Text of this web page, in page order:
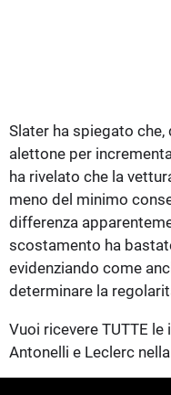
Slater ha spiegato che,
alettone per
ha rivelato che la
meno del minimo
differenza
scostamento ha
evidenziando come
determinare la
Vuoi ricevere TUTTE
Antonelli e Leclerc